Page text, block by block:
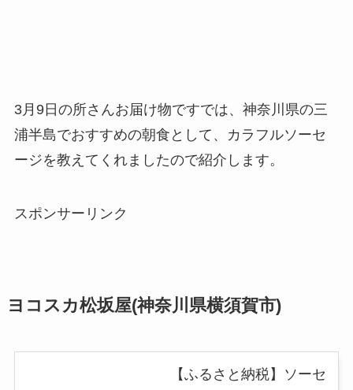
3月9日の所さんお届け物ですでは、 神奈川県の三
浦半島でおすすめの朝食として、カラフルソーセ
ージを教えてくれましたので紹介します。
スポンサーリンク
ヨコスカ松坂屋(神奈川県横須賀市)
【ふるさと納税】ソーセ